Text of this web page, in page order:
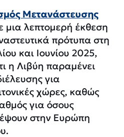
Μετανάστευσης
μια λεπτομερή έκθεση
πρότυπα στη
και Ιουνίου 2025,
η Λιβύη παραμένει
για
χώρες, καθώς
για όσους
στην Ευρώπη